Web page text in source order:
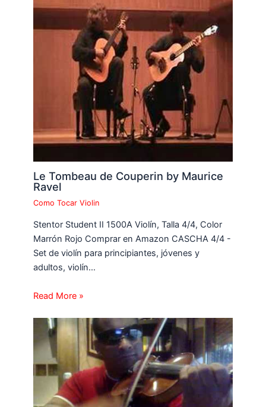
Le Tombeau de Couperin by Maurice
Ravel
Como Tocar Violin
Stentor Student II 1500A Violín, Talla 4/4, Color
Marrón Rojo Comprar en Amazon CASCHA 4/4 -
Set de violín para principiantes, jóvenes y
adultos, violín…
Read More »